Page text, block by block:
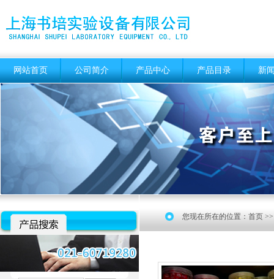
网站首页 公司简介 产品中心 产品目录 新
您现在所在的位置： 首页